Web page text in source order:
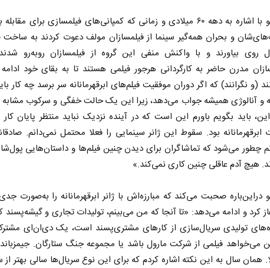
تارانتینو با اشاره به دهه ۶۰ میلادی و زمانی که کمپانی‌های فیلمسازی برای
و بحران همه‌گیر سینما از فیلمسازان مولف دعوت کردند به ساخت
روی بیاورند و با واکنش منفی این گروه از فیلمسازان روبه‌رو
مدرن حاضر به کارگردانی هرجور فیلمی هستند تا به بقای خود
(و نگرانند) که اگر دوران موفقیت فیلم‌های ابرقهرمانانه سر برسد چه کار
و آنالوژی همیشه جواب می‌دهد، زیرا این یک حالت خفگی و سرکوب
باید بگویم باورم این است که در آینده نزدیک نباید منتظر پایان
ابرقهرمانانه بود. سقوط این ژانر سینمایی را فعلا محتمل نمی‌دانم.
چطور می‌شود که تماشاگران برای دیدن چنین فیلم‌ها و داستان‌هایی
هیچ آدم عاقلی چنین کاری نمی‌کند.»
دراین‌باره صحبت می‌کند که مبارزه‌اش با ژانر ابرقهرمانانه را به‌صورت
آغاز کرد و ادامه می‌دهد: «تا آنجا که من می‌بینم، تولیدات تجاری و گیشه‌پسند
تولیدی سریال‌سازی از کار‌های مشتری‌پسند است، یک دی‌ان‌ای
می‌خواهد فیلمی از شرکت مارول باشد یا مجموعه جنگ ستارگان.
اربعین نماد مقاومت در برابر
استکبار‌
رحمت‌الله نوروزی - عضو کمیسیون اجتماعی
همه مدافع
دکتر حکیمه سقای